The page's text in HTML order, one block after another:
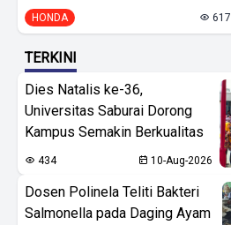
HONDA 617
TERKINI
Dies Natalis ke-36,
Universitas Saburai Dorong
Kampus Semakin Berkualitas
434 10-Aug-2026
Dosen Polinela Teliti Bakteri
Salmonella pada Daging Ayam